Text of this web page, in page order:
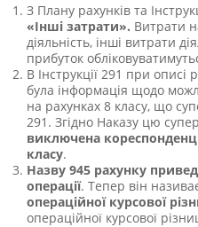
З Плану рахунків та
«Інші затрати». Витрати
діяльність, інші витрати
прибуток
В Інструкції 291 при описі
була інформація щодо
на рахунках 8 класу, що
291. Згідно Наказу цю
виключена
класу.
Назву 945 рахунку
операції. Тепер він
операційної курсової
операційної курсової